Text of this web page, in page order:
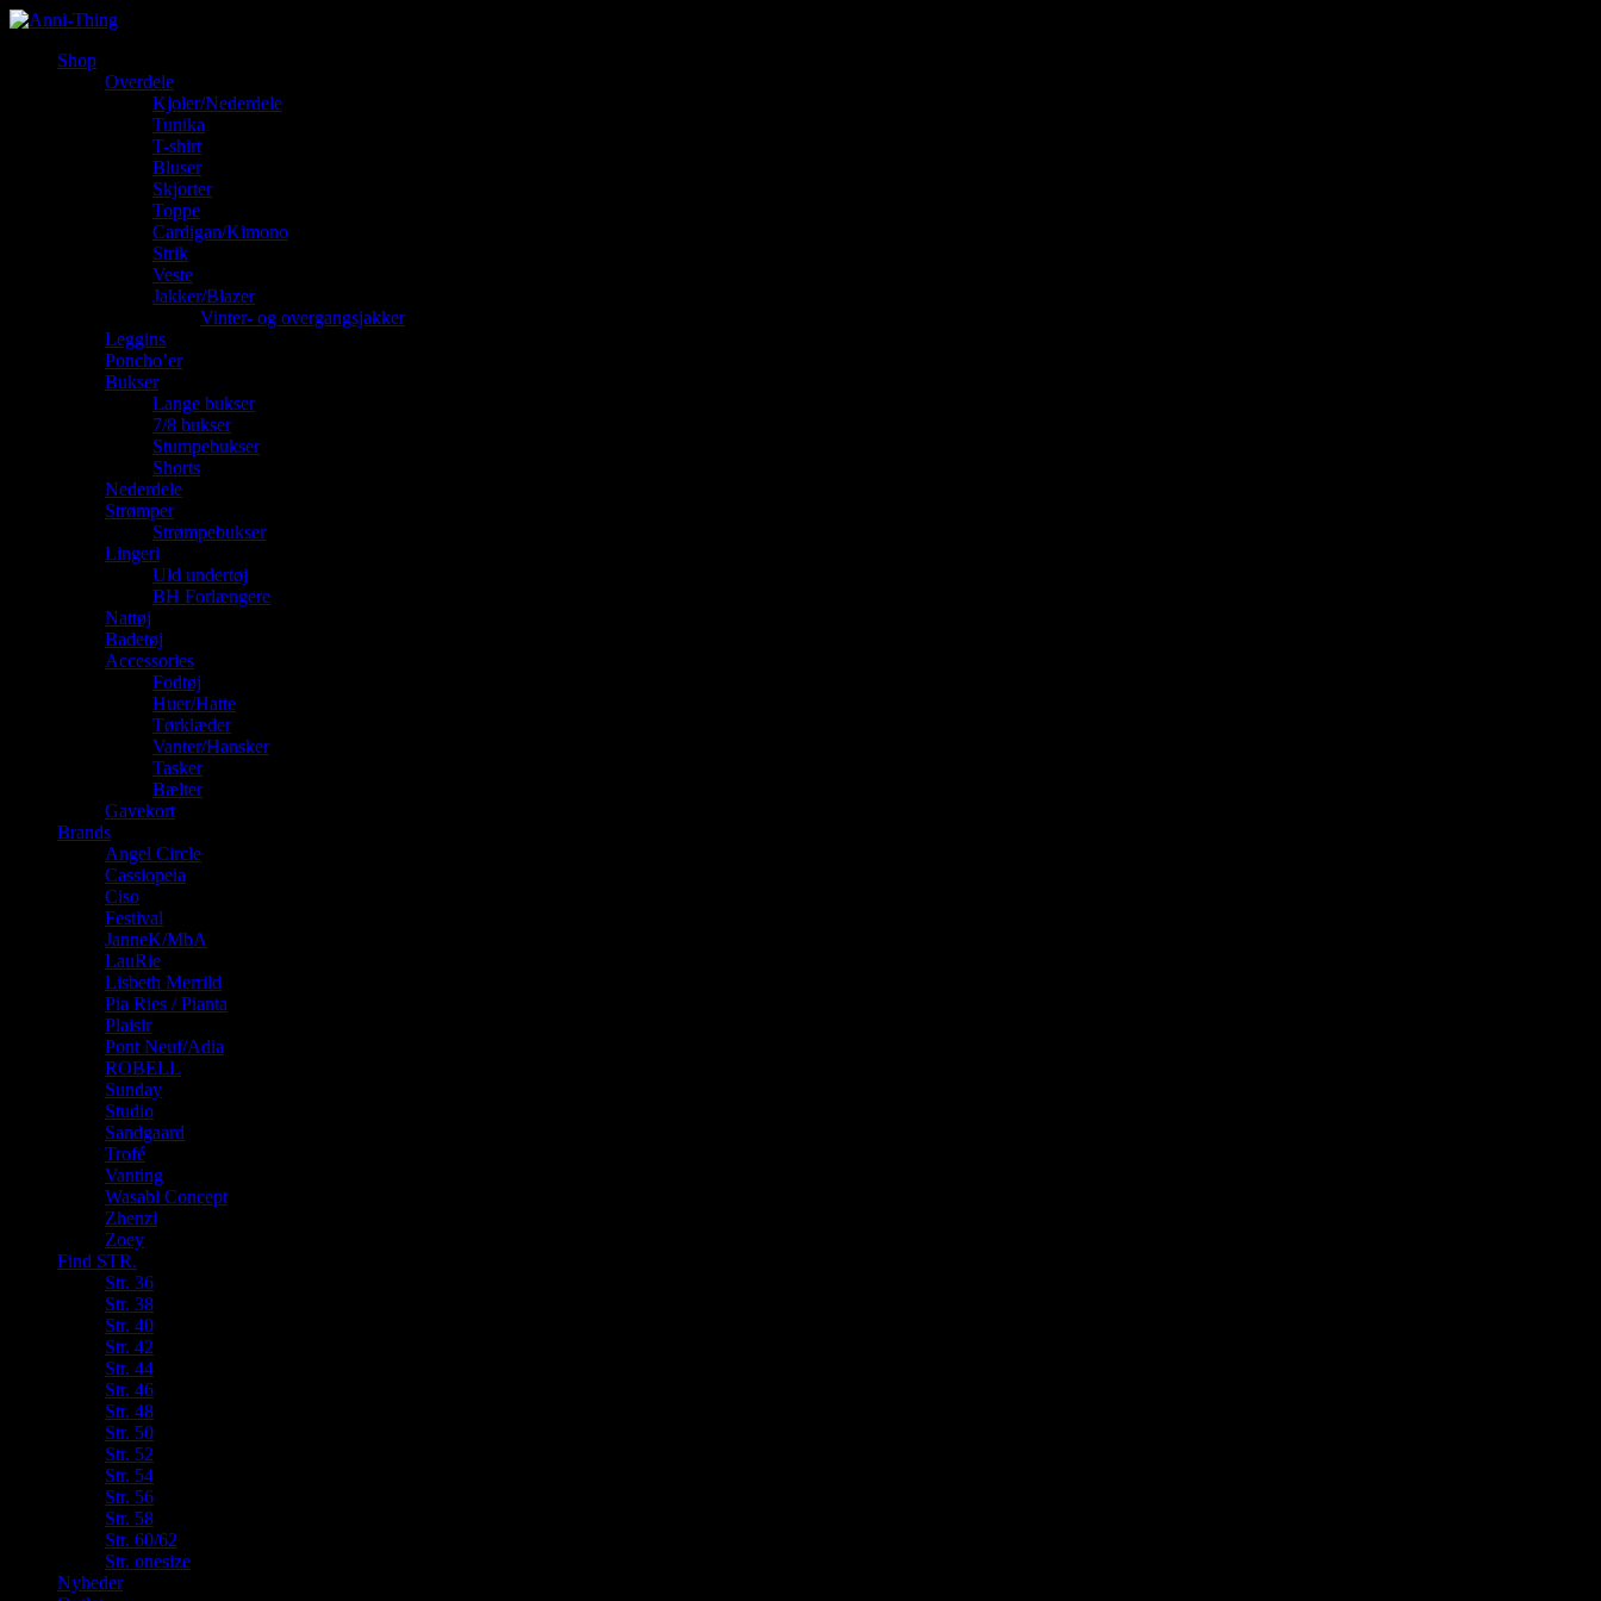
Shop
Overdele
Kjoler/Nederdele
Tunika
T-shirt
Bluser
Skjorter
Toppe
Cardigan/Kimono
Strik
Veste
Jakker/Blazer
Vinter- og overgangsjakker
Leggins
Poncho’er
Bukser
Lange bukser
7/8 bukser
Stumpebukser
Shorts
Nederdele
Strømper
Strømpebukser
Lingeri
Uld undertøj
BH Forlængere
Nattøj
Badetøj
Accessories
Fodtøj
Huer/Hatte
Tørklæder
Vanter/Hansker
Tasker
Bælter
Gavekort
Brands
Angel Circle
Cassiopeia
Ciso
Festival
JanneK/MbA
LauRie
Lisbeth Merrild
Pia Ries / Pianta
Plaisir
Pont Neuf/Adia
ROBELL
Sunday
Studio
Sandgaard
Trofé
Vanting
Wasabi Concept
Zhenzi
Zoey
Find STR.
Str. 36
Str. 38
Str. 40
Str. 42
Str. 44
Str. 46
Str. 48
Str. 50
Str. 52
Str. 54
Str. 56
Str. 58
Str. 60/62
Str. onesize
Nyheder